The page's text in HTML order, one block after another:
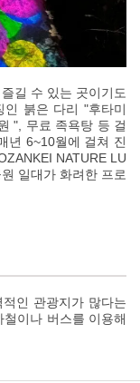
길 수 있는 곳이기도
인 붉은 다리 "후타미
", 무료 족욕탕 등 걸
년 6~10월에 걸쳐 진
NATURE LU
일대가 화려한 프로
인 관광지가 많다는
이나 버스를 이용해